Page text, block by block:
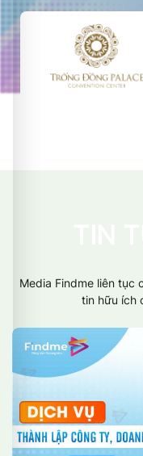
Media Findme liên tục
tin hữu ích